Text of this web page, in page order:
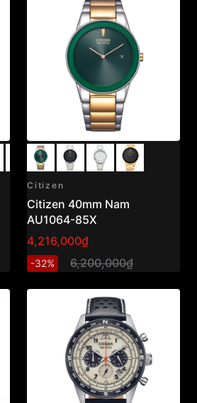
Citizen
Citizen 40mm Nam
AU1064-85X
4,216,000₫
-32% 6,200,000₫